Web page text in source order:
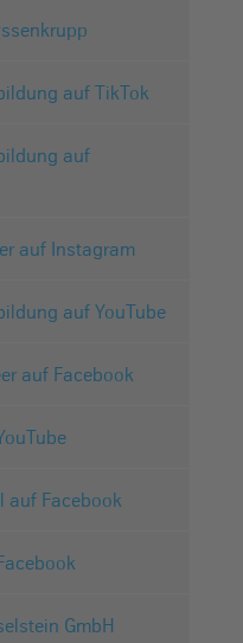
auf TikTok
auf
auf Instagram
auf YouTube
auf Facebook
auf Facebook
GmbH